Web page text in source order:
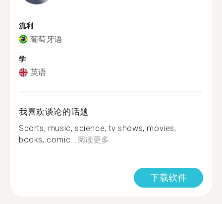
流利
葡萄牙语
学
英语
我喜欢谈论的话题
Sports, music, science, tv shows, movies,
books, comic...阅读更多
下载软件